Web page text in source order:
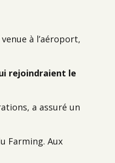
à l’aéroport,
rejoindraient le
a assuré un
Farming. Aux